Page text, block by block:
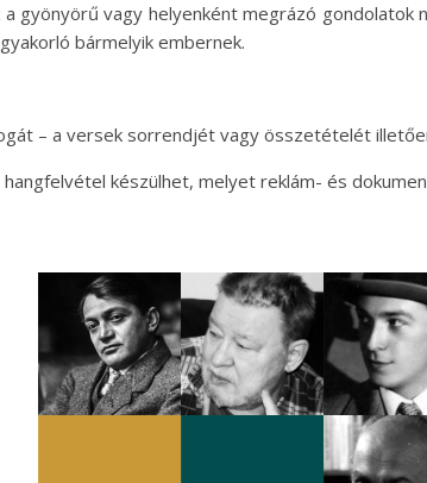
gyönyörű vagy helyenként megrázó
bármelyik embernek.
– a versek sorrendjét vagy összetételét
készülhet, melyet reklám- és